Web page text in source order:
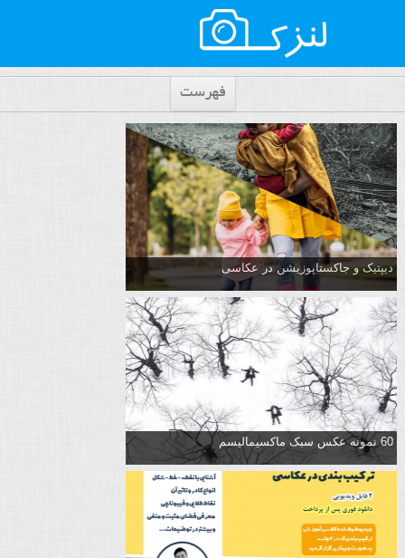
فهرست
دیپتیک و جاکستا‌پوزیشن در عکاسی
60 نمونه عکس سبک ماکسیمالیسم